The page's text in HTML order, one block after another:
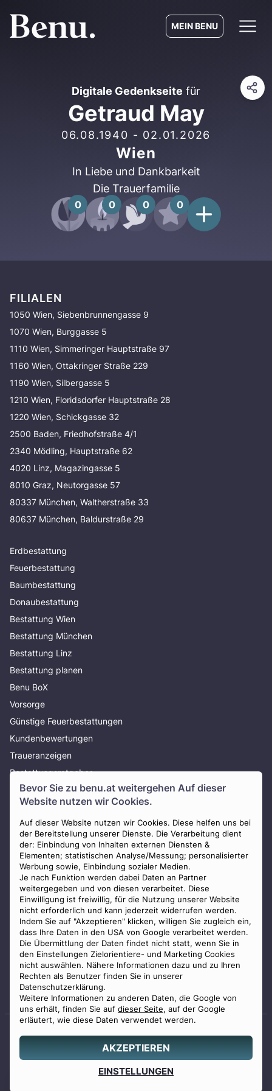
Bevor Sie zu benu.at weitergehen Auf dieser
Website nutzen wir Cookies.
Auf dieser Website nutzen wir Cookies. Diese helfen uns bei
der Bereitstellung unserer Dienste. Die Verarbeitung dient
der: Einbindung von Inhalten externen Diensten &
Elementen; statistischen Analyse/Messung; personalisierter
Werbung sowie, Einbindung sozialer Medien.
Je nach Funktion werden dabei Daten an Partner
weitergegeben und von diesen verarbeitet. Diese
Einwilligung ist freiwillig, für die Nutzung unserer Website
nicht erforderlich und kann jederzeit widerrufen werden.
Indem Sie auf "Akzeptieren" klicken, willigen Sie zugleich ein,
dass Ihre Daten in den USA von Google verarbeitet werden.
Die Übermittlung der Daten findet nicht statt, wenn Sie in
den Einstellungen Zielorientiere- und Marketing Cookies
nicht auswählen. Nähere Informationen dazu und zu Ihren
Rechten als Benutzer finden Sie in unserer
Datenschutzerklärung.
Weitere Informationen zu anderen Daten, die Google von
uns erhält, finden Sie auf dieser Seite, auf der Google
erläutert, wie diese Daten verwendet werden.
AKZEPTIEREN
EINSTELLUNGEN
MEIN BENU
0800 88 44 04
erstellen
Digitale Gedenkseite für
Getraud May
06.08.1940 - 02.01.2026
Wien
In Liebe und Dankbarkeit
Die Trauerfamilie
0 0 0 0
FILIALEN
1050 Wien, Siebenbrunnengasse 9
1070 Wien, Burggasse 5
1110 Wien, Simmeringer Hauptstraße 97
1160 Wien, Ottakringer Straße 229
1190 Wien, Silbergasse 5
1210 Wien, Floridsdorfer Hauptstraße 28
1220 Wien, Schickgasse 32
2500 Baden, Friedhofstraße 4/1
2340 Mödling, Hauptstraße 62
4020 Linz, Magazingasse 5
8010 Graz, Neutorgasse 57
80337 München, Waltherstraße 33
80637 München, Baldurstraße 29
Erdbestattung
Feuerbestattung
Baumbestattung
Donaubestattung
Bestattung Wien
Bestattung München
Bestattung Linz
Bestattung planen
Benu BoX
Vorsorge
Günstige Feuerbestattungen
Kundenbewertungen
Traueranzeigen
Bestattungsratgeber
Über uns
Presse
AGB
Impressum
Datenschutz
Widerrufsbelehrung
Zahlungsmöglichkeiten
Staatlich geprüfter
© 2026 Benu GmbH. Alle Rechte vorbehalten.